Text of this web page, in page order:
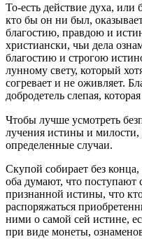
То-есть действие духа,
кто бы он ни был,
благостию, правдою и
христиански, чьи дела
благостию и строгою
лунному свету, который
согревает и не оживляет.
добродетель слепая,
Чтобы лучше усмотреть
лучения истины и
определенные случаи.
Скупой собирает без
оба думают, что поступают
признанной истины, что
распоряжаться
ними о самой сей истине,
при виде монеты,